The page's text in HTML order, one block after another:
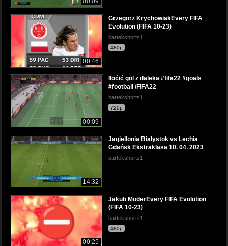
00:46
Grzegorz KrychowiakEvery FIFA
Evolution (FIFA 10-23)
bartekshorts1
480p
00:09
Iloćić gol z daleka #fifa22 #goals
#football /FIFA22
bartekshorts1
720p
14:32
Jagiellonia Białystok vs Lechia
Gdańsk Ekstraklasa 10. 04. 2023
bartekshorts1
00:25
Jakub ModerEvery FIFA Evolution
(FIFA 10-23)
bartekshorts1
480p